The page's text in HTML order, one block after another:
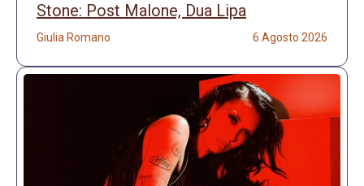
Stone: Post Malone, Dua Lipa
Giulia Romano 6 Agosto 2026